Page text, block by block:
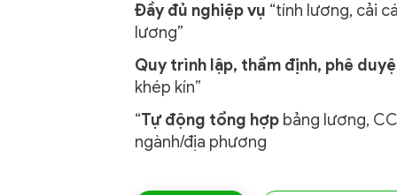
–
Phần
Đầy đủ nghiệp vụ “tính lương, cải
lương”
Quy trình lập, thẩm định, phê
khép kín”
“Tự động tổng hợp bảng lương,
ngành/địa phương